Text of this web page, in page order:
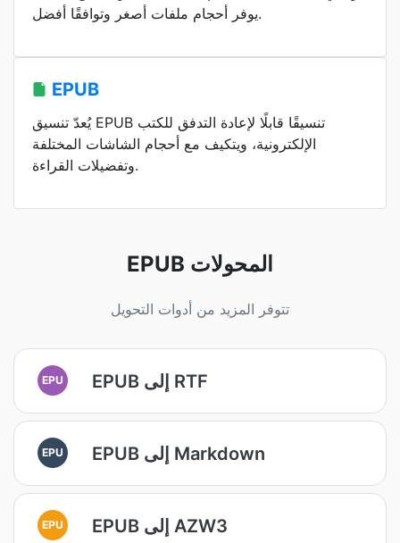
يوفر أحجام ملفات أصغر وتوافقًا أفضل.
EPUB
يُعدّ تنسيق EPUB تنسيقًا قابلًا لإعادة التدفق للكتب
الإلكترونية، ويتكيف مع أحجام الشاشات المختلفة
وتفضيلات القراءة.
EPUB المحولات
تتوفر المزيد من أدوات التحويل
EPU EPUB إلى RTF
EPU EPUB إلى Markdown
EPU EPUB إلى AZW3